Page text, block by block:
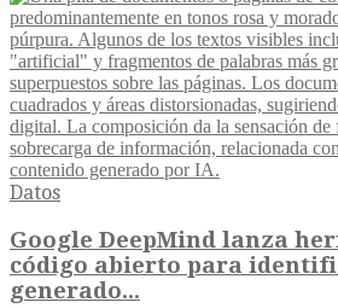
Datos
Google DeepMind lanza
código abierto para
generado...